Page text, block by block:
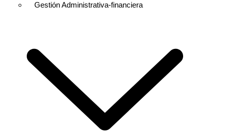
Gestión Administrativa-financiera